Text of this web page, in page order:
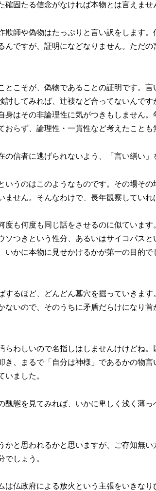
確固たる信念がなければ本物とは言えませ
欺師や偽物はたっぷりと言い訳をします
んですが、証明になどなりません。ただ
とこそが、偽物であることの証明です。
討してみれば、辻褄など合ってないんで
身はその非論理性に気がつきもしません
おらず、論理性・一貫性など考えたことも
の信者に逃げられないよう、「言い繕い」
いうのはこのようなものです。その場そ
ません。そんなわけで、長年観察してい
度も何度も同じ話をさせるのに似ていま
ソつきという性分、あるいはサイコパス
いかに本物に見せかけるかが第一の目的
するほど、どんどん墓穴を掘っていきま
ないので、そのうちに矛盾だらけになり
らわしいので名指しはしませんけけどね
き、まるで「自分は神様」であるかの物
いました。
醜態を見てみれば、いかに卑しく浅く薄
かと思われるかと思いますが、ご存知無
でしょう。
は仏政府による放火という主張をいきな